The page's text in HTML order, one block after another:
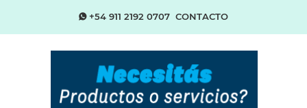
+54 911 2192 0707 CONTACTO